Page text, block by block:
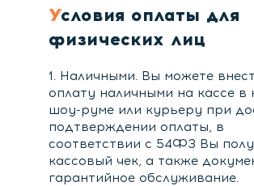
Условия оплаты для
физических лиц
1. Наличными. Вы можете
оплату наличными на кассе в
шоу-руме или курьеру при
подтверждении оплаты, в
соответствии с 54ФЗ Вы
кассовый чек, а также
гарантийное обслуживание.